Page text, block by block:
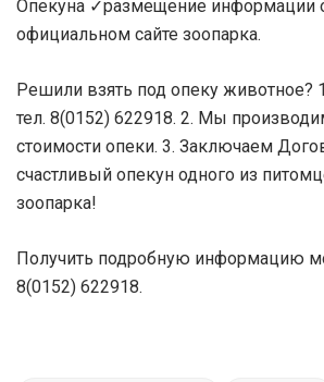
Опекуна ✓размещение информации
официальном сайте зоопарка.
Решили взять под опеку животное?
тел. 8(0152) 622918. 2. Мы
стоимости опеки. 3. Заключаем
счастливый опекун одного из
зоопарка!
Получить подробную информацию
8(0152) 622918.